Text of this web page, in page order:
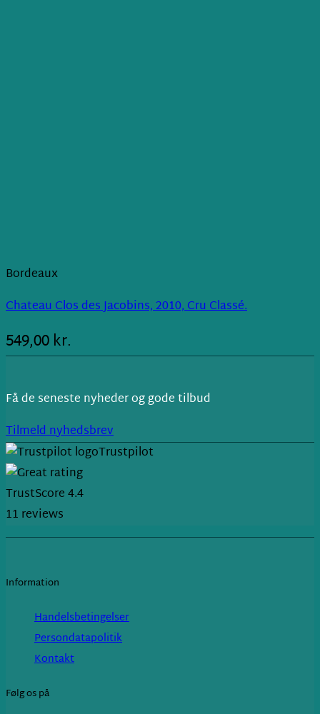
Bordeaux
Chateau Clos des Jacobins, 2010, Cru Classé.
549,00kr.
Få de seneste nyheder og gode tilbud
Tilmeld nyhedsbrev
Trustpilot
TrustScore4.4
11 reviews
Information
Handelsbetingelser
Persondatapolitik
Kontakt
Følg os på